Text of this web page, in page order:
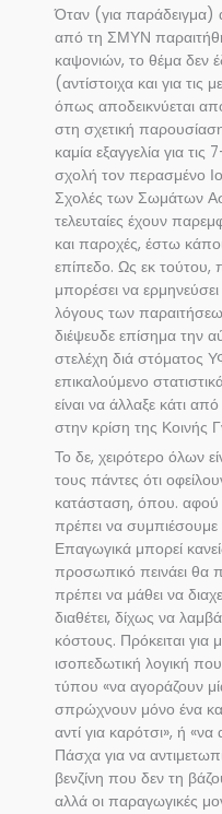
Όταν (για
από τη ΣΜΥΝ
καψονιών, το θέμα δεν
(αντίστοιχα και για τις
όπως αποδεικνύεται
στη σχετική
καμία εξαγγελία για τις
σχολή τον περασμένο
Σχολές των Σωμάτων
τελευταίες έχουν
και παροχές, έστω
επίπεδο. Ως εκ
μπορέσει να
λόγους των
διέψευδε επίσημα την
στελέχη διά στόματος
επικαλούμενο
είναι να άλλαξε κάτι
στην κρίση της Κοινής
Το δε, χειρότερο όλων
τους πάντες ότι
κατάσταση, όπου.
πρέπει να συμπιέσουμε
Επαγωγικά μπορεί
προσωπικό πεινάει θα
πρέπει να μάθει να
διαθέτει, δίχως να
κόστους. Πρόκειται για
ισοπεδωτική λογική
τύπου «να αγοράζουν
σπρώχνουν μόνο ένα
αντί για καρότσι», ή
Πάσχα για να
βενζίνη που δεν τη
αλλά οι παραγωγικές